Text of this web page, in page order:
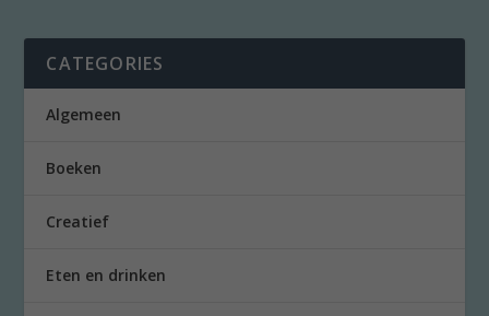
CATEGORIES
Algemeen
Boeken
Creatief
Eten en drinken